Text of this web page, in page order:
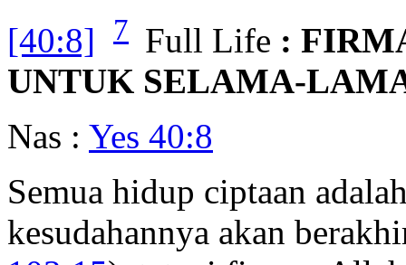
[40:8]
7 Full Life :
UNTUK SELAMA-
Nas : Yes 40:8
Semua hidup ciptaan
kesudahannya akan